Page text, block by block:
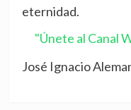
eternidad.
"Únete al Canal
José Ignacio